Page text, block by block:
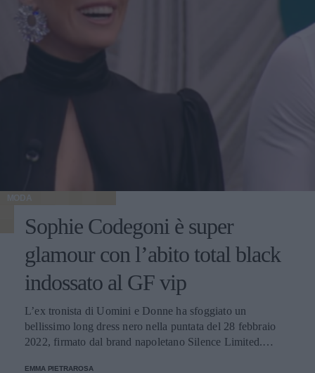
MODA
Sophie Codegoni è super
glamour con l’abito total black
indossato al GF vip
L’ex tronista di Uomini e Donne ha sfoggiato un
bellissimo long dress nero nella puntata del 28 febbraio
2022, firmato dal brand napoletano Silence Limited.
EMMA PIETRAROSA